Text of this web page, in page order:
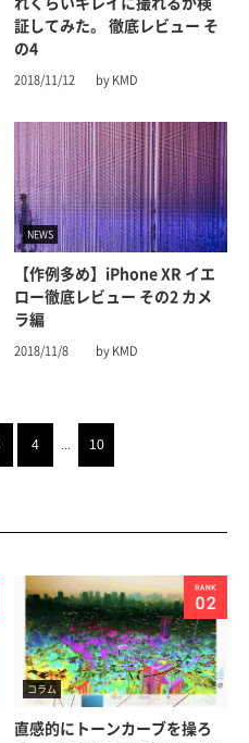
証してみた。 徹底レビュー そ
の4
2018/11/12 by KMD
NEWS
【作例多め】iPhone XR イエ
ロー徹底レビュー その2 カメ
ラ編
2018/11/8 by KMD
4 ... 10
コラム
直感的にトーンカーブを操ろ